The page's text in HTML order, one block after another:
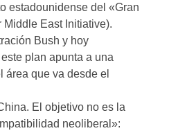
estadounidense del «Gran
Middle East Initiative).
Bush y hoy
plan apunta a una
área que va desde el
El objetivo no es la
neoliberal»: